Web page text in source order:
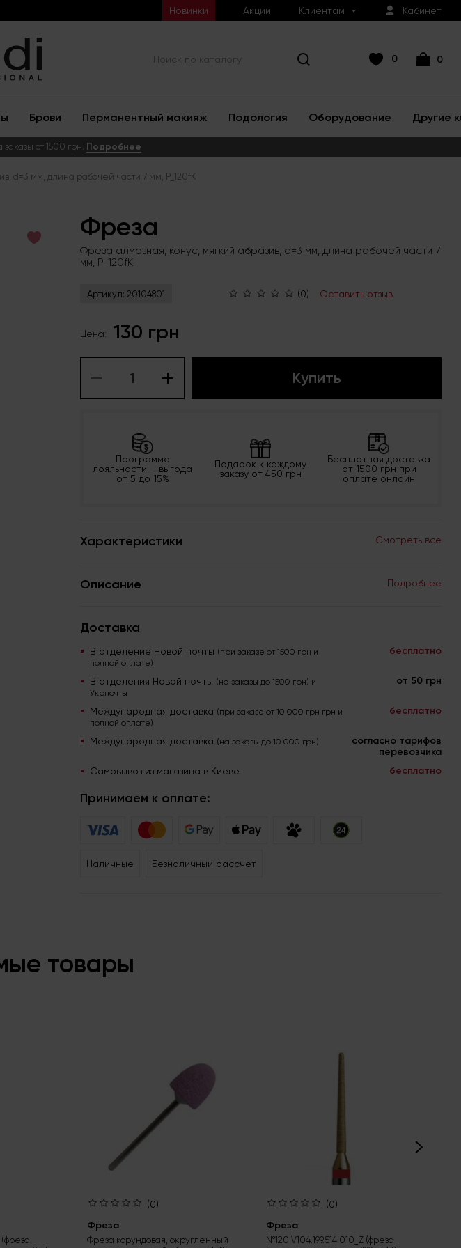
Новинки Акции Клиентам Кабинет
0 0
Брови Перманентный макияж Подология Оборудование Другие
от 1500 грн. Подробнее
d=3 мм, длина рабочей части 7 мм, P_120fK
Фреза
Фреза алмазная, конус, мягкий абразив, d=3 мм, длина рабочей части 7
мм, P_120fK
Артикул: 20104801 (0) Оставить отзыв
Цена: 130 грн
Купить
Программа
лояльности – выгода
от 5 до 15%
Подарок к каждому
заказу от 450 грн
Бесплатная доставка
от 1500 грн при
оплате онлайн
Характеристики Смотреть все
Описание Подробнее
Доставка
В отделение Новой почты (при заказе от 1500 грн и
полной оплате)
бесплатно
В отделения Новой почты (на заказы до 1500 грн) и
Укрпочты
от 50 грн
Международная доставка (при заказе от 10 000 грн грн и
полной оплате)
бесплатно
Международная доставка (на заказы до 10 000 грн)
согласно тарифов
перевозчика
Самовывоз из магазина в Киеве бесплатно
Принимаем к оплате:
Наличные Безналичный рассчёт
товары
(фреза
(0)
Фреза
Фреза корундовая, округленный
(0)
Фреза
№120 V104.199.514.010_Z (фреза